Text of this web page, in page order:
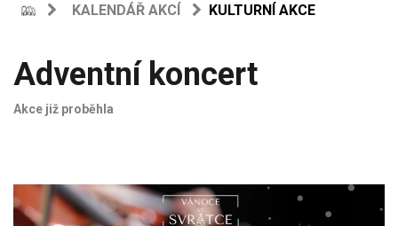
KALENDÁŘ AKCÍ KULTURNÍ AKCE
Adventní koncert
Akce již proběhla